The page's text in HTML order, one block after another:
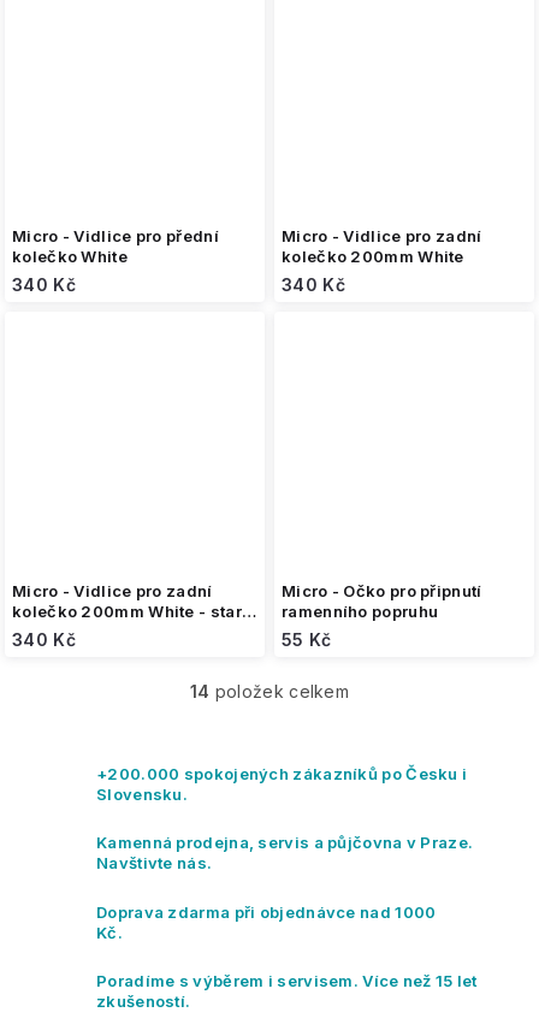
Micro - Vidlice pro přední
kolečko White
340 Kč
Micro - Vidlice pro zadní
kolečko 200mm White
340 Kč
Micro - Vidlice pro zadní
kolečko 200mm White - starý
model
340 Kč
Micro - Očko pro připnutí
ramenního popruhu
55 Kč
O
á
c
r
v
y
14 položek celkem
+200.000 spokojených zákazníků po Česku i
Slovensku.
Kamenná prodejna, servis a půjčovna v Praze.
Navštivte nás.
Doprava zdarma při objednávce nad 1000
Kč.
Poradíme s výběrem i servisem. Více než 15 let
zkušeností.